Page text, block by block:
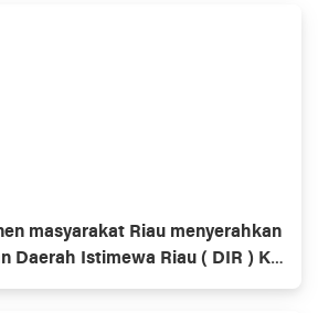
masyarakat Riau menyerahkan
Daerah Istimewa Riau ( DIR ) Ke
Rakyat ( DPR ) dan Dewan